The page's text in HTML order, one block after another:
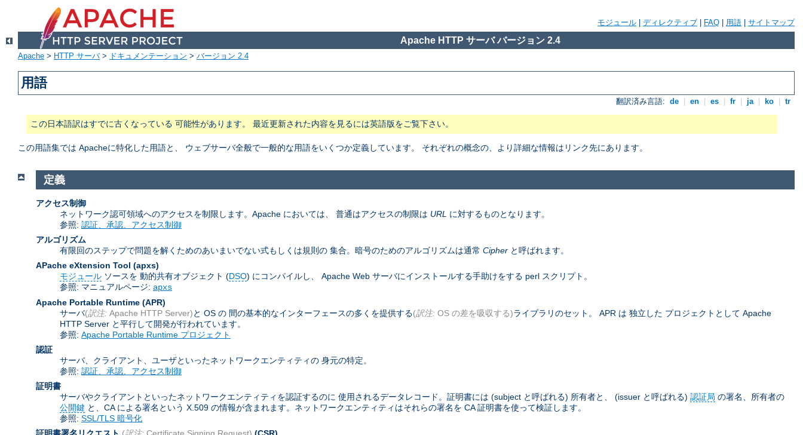
モジュール ディレクティブ FAQ 用語 サイトマップ
Apache HTTP サーバ バージョン 2.4
Apache > HTTP サーバ> ドキュメンテーション > バージョン 2.4
用語
翻訳済み言語: de en es fr ja ko tr
この日本語訳はすでに古くなっている 可能性があります。 最近更新された内容を見るには英語版をご覧下さい。
この用語集では Apacheに特化した用語と、 ウェブサーバ全般で一般的な用語をいくつか定義しています。 それぞれの概念の、より詳細な情報はリンク先にあります。
定義
アクセス制御
ネットワーク認可領域へのアクセスを制限します。Apache においては、 普通はアクセスの制限は URL に対するものとなります。
参照: 認証、承認、アクセス制御
アルゴリズム
有限回のステップで問題を解くためのあいまいでない式もしくは規則の 集合。暗号のためのアルゴリズムは通常 Cipher と呼ばれます。
APache eXtension Tool (apxs)
モジュール ソースを 動的共有オブジェクト (DSO) にコンパイルし、 Apache Web サーバにインストールする手助けをする perl スクリプト。
参照: マニュアルページ: apxs
Apache Portable Runtime (APR)
サーバ(訳注: Apache HTTP Server)と OS の 間の基本的なインターフェースの多くを提供する(訳注: OS の差を吸収する)ライブラリのセット。 APR は 独立した プロジェクトとして Apache
HTTP Server と平行して開発が行われています。
参照: Apache Portable Runtime プロジェクト
認証
サーバ、クライアント、ユーザといったネットワークエンティティの 身元の特定。
参照: 認証、承認、アクセス制御
証明書
サーバやクライアントといったネットワークエンティティを認証するのに 使用されるデータレコード。証明書には (subject と呼ばれる) 所有者と、 (issuer と呼ばれる) 認証局 の署名、所有者の
公開鍵 と、CA による署名という X.509 の情報が含まれます。ネットワークエンティティはそれらの署名を CA 証明書を使って検証します。
参照: SSL/TLS 暗号化
証明書署名リクエスト (訳注: Certificate Signing Request) (CSR)